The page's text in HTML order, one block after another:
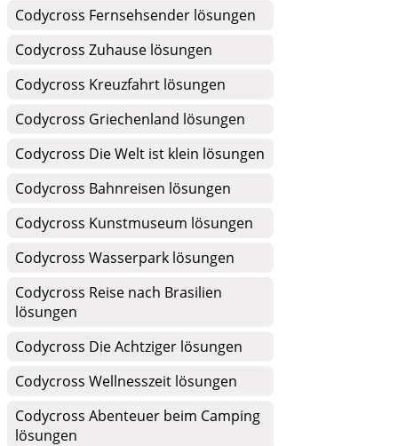
Codycross Fernsehsender lösungen
Codycross Zuhause lösungen
Codycross Kreuzfahrt lösungen
Codycross Griechenland lösungen
Codycross Die Welt ist klein lösungen
Codycross Bahnreisen lösungen
Codycross Kunstmuseum lösungen
Codycross Wasserpark lösungen
Codycross Reise nach Brasilien
lösungen
Codycross Die Achtziger lösungen
Codycross Wellnesszeit lösungen
Codycross Abenteuer beim Camping
lösungen